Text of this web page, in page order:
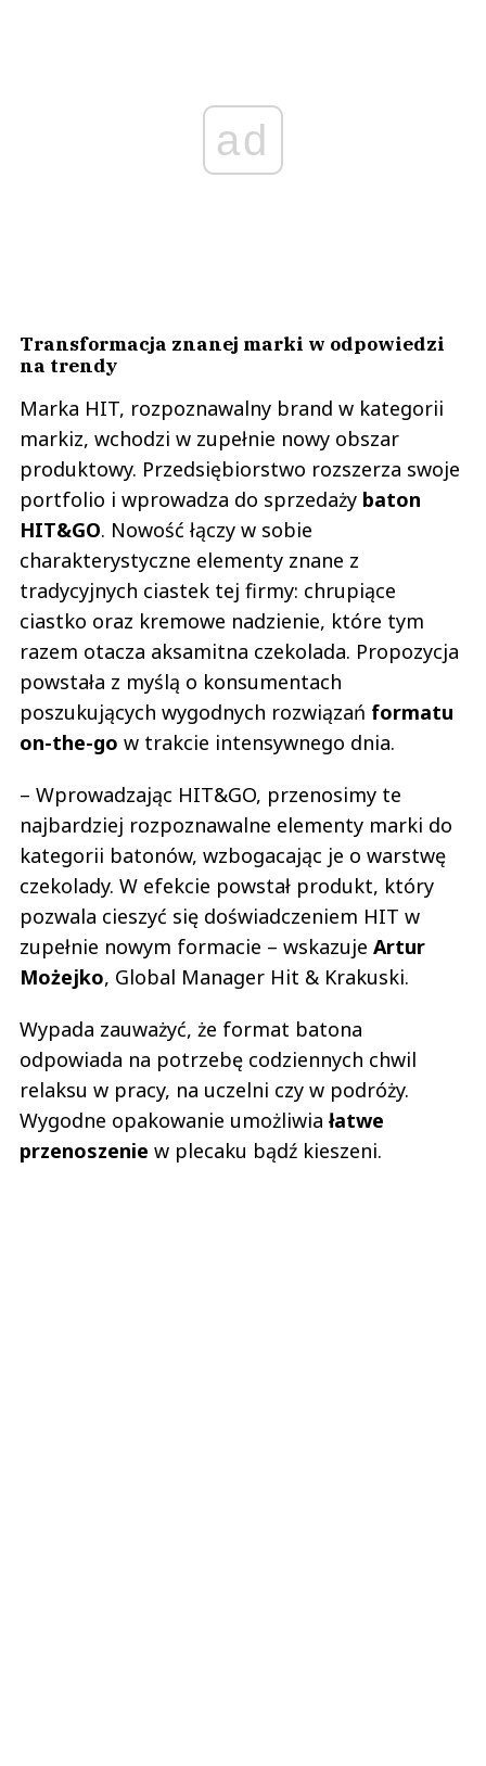
ad
Transformacja znanej marki w odpowiedzi
na trendy
Marka HIT, rozpoznawalny brand w kategorii
markiz, wchodzi w zupełnie nowy obszar
produktowy. Przedsiębiorstwo rozszerza swoje
portfolio i wprowadza do sprzedaży baton
HIT&GO. Nowość łączy w sobie
charakterystyczne elementy znane z
tradycyjnych ciastek tej firmy: chrupiące
ciastko oraz kremowe nadzienie, które tym
razem otacza aksamitna czekolada. Propozycja
powstała z myślą o konsumentach
poszukujących wygodnych rozwiązań formatu
on-the-go w trakcie intensywnego dnia.
– Wprowadzając HIT&GO, przenosimy te
najbardziej rozpoznawalne elementy marki do
kategorii batonów, wzbogacając je o warstwę
czekolady. W efekcie powstał produkt, który
pozwala cieszyć się doświadczeniem HIT w
zupełnie nowym formacie – wskazuje Artur
Możejko, Global Manager Hit & Krakuski.
Wypada zauważyć, że format batona
odpowiada na potrzebę codziennych chwil
relaksu w pracy, na uczelni czy w podróży.
Wygodne opakowanie umożliwia łatwe
przenoszenie w plecaku bądź kieszeni.